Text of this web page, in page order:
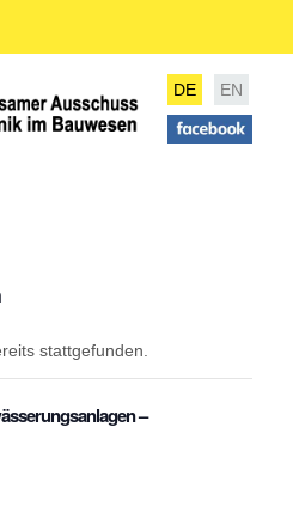
DE EN
stattgefunden.
–